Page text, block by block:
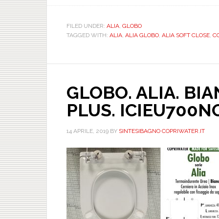
FILED UNDER: ALIA, GLOBO
TAGGED WITH: ALIA, ALIA GLOBO, ALIA SOFT CLOSE,
GLOBO. ALIA.
PLUS.
14 APRILE, 2019BY SINTESIBAGNO COPRIWATER.IT